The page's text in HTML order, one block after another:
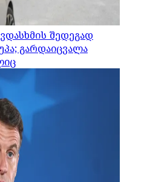
შედეგად
გარდაიცვალა